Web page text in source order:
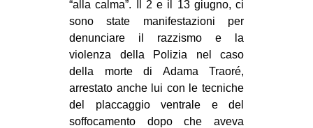
“alla calma”. Il 2 e il 13 giugno, ci
sono state manifestazioni per
denunciare il razzismo e la
violenza della Polizia nel caso
della morte di Adama Traoré,
arrestato anche lui con le tecniche
del placcaggio ventrale e del
soffocamento dopo che aveva